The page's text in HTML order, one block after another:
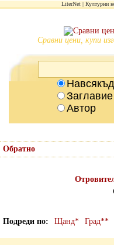
LiterNet Културни
Сравни цени, купи
Заглавие
Автор
Обратно
Подреди по Щанд* Град**